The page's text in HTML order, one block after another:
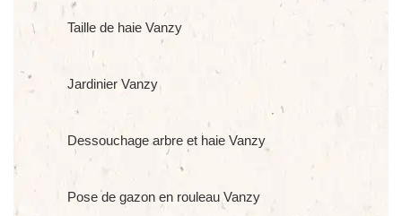
Taille de haie Vanzy
Jardinier Vanzy
Dessouchage arbre et haie Vanzy
Pose de gazon en rouleau Vanzy